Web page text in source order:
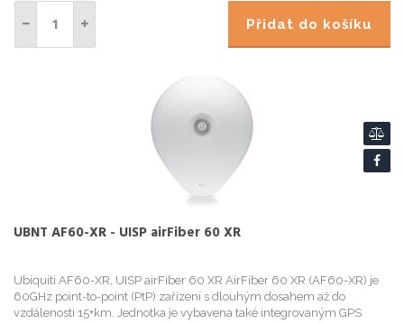
Přidat do košíku
UBNT AF60-XR - UISP airFiber 60 XR
Ubiquiti AF60-XR, UISP airFiber 60 XR AirFiber 60 XR (AF60-XR) je
60GHz point-to-point (PtP) zařízení s dlouhým dosahem až do
vzdálenosti 15+km. Jednotka je vybavena také integrovaným GPS